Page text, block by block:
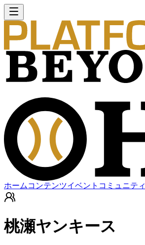
ホーム コンテンツイベント コミュニティ
桃瀬ヤンキース